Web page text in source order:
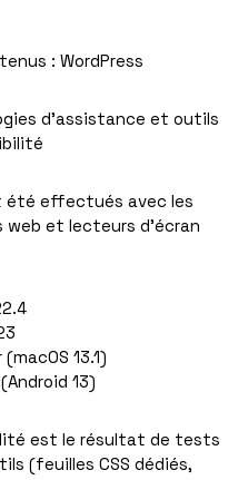
: WordPress
d’assistance et outils
été effectués avec les
et lecteurs d’écran
13.1)
13)
est le résultat de tests
(feuilles CSS dédiés,